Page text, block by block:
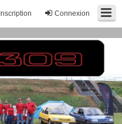
Connexion
Inscription